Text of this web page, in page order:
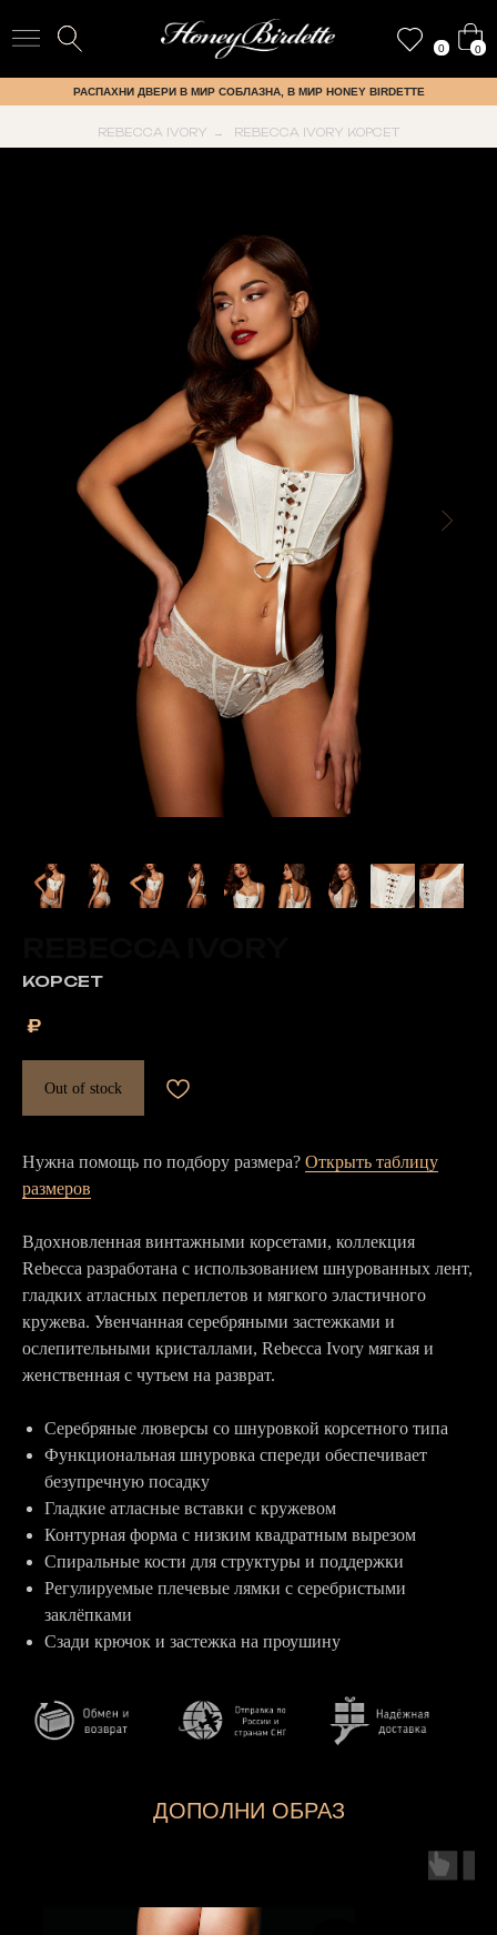
0 0
РАСПАХНИ ДВЕРИ В МИР СОБЛАЗНА, В МИР HONEY BIRDETTE
REBECCA IVORY → REBECCA IVORY КОРСЕТ
КОРСЕТ
₽
Out of stock
Нужна помощь по подбору размера? Открыть таблицу
размеров
Вдохновленная винтажными корсетами, коллекция
Rebecca разработана с использованием шнурованных лент,
гладких атласных переплетов и мягкого эластичного
кружева. Увенчанная серебряными застежками и
ослепительными кристаллами, Rebecca Ivory мягкая и
женственная с чутьем на разврат.
Серебряные люверсы со шнуровкой корсетного типа
Функциональная шнуровка спереди обеспечивает
безупречную посадку
Гладкие атласные вставки с кружевом
Контурная форма с низким квадратным вырезом
Спиральные кости для структуры и поддержки
Регулируемые плечевые лямки с серебристыми
заклёпками
Сзади крючок и застежка на проушину
ДОПОЛНИ ОБРАЗ